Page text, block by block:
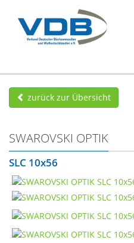
zurück zur Übersicht
SWAROVSKI OPTIK
SLC 10x56